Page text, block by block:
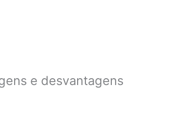
e desvantagens